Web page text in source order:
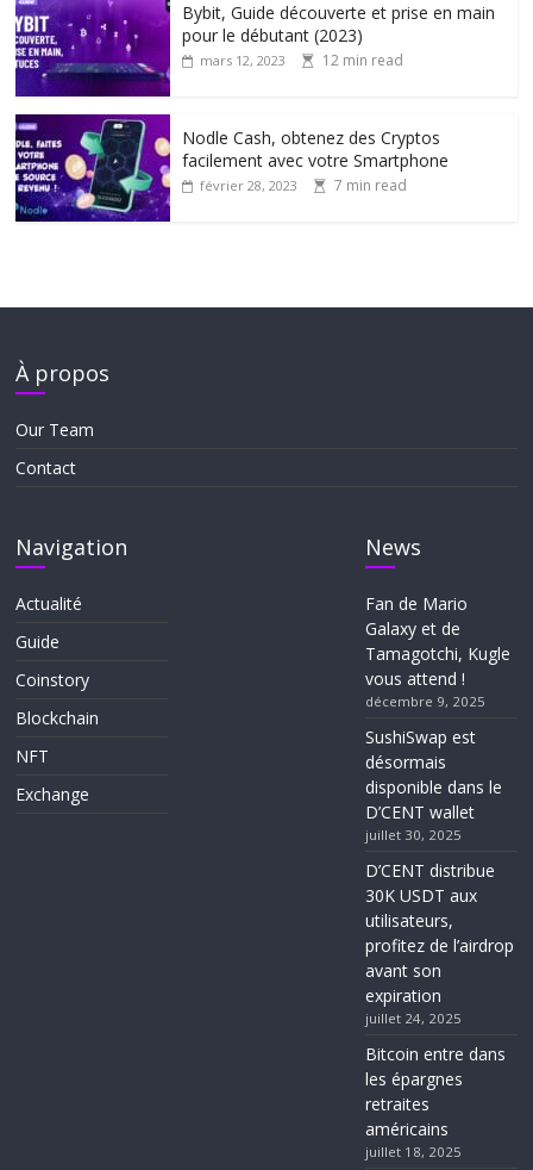
Bybit, Guide découverte et prise en main
pour le débutant (2023)
mars 12, 2023 12 min read
Nodle Cash, obtenez des Cryptos
facilement avec votre Smartphone
février 28, 2023 7 min read
À propos
Our Team
Contact
Navigation
Actualité
Guide
Coinstory
Blockchain
NFT
Exchange
News
Fan de Mario
Galaxy et de
Tamagotchi, Kugle
vous attend !
décembre 9, 2025
SushiSwap est
désormais
disponible dans le
D’CENT wallet
juillet 30, 2025
D’CENT distribue
30K USDT aux
utilisateurs,
profitez de l’airdrop
avant son
expiration
juillet 24, 2025
Bitcoin entre dans
les épargnes
retraites
américains
juillet 18, 2025